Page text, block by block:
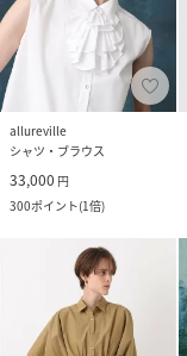
allureville
シャツ・ブラウス
33,000 円
300ポイント(1倍)